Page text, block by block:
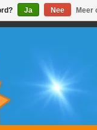
MERKEN SOUVENIRS
Ja Nee Meer